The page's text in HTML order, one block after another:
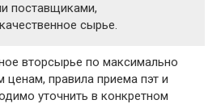
поставщиками,
сырье.
вторсырье по максимально
правила приема пэт и
уточнить в конкретном